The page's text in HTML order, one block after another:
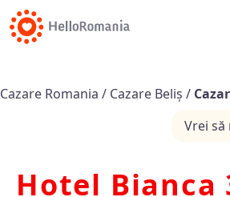
Cazare Romania / Cazare Beliș /
Vrei
Hotel Bianca